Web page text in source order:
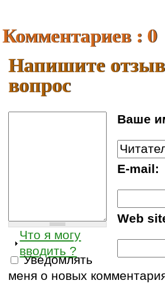
Комментариев : 0
Напишите
вопрос
Ваше
E-mail:
Web
Что я могу
вводить ?
Уведомлять
меня о новых